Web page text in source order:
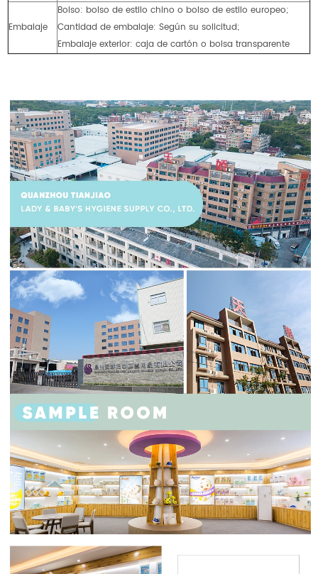
Embalaje
Bolso: bolso de estilo chino o bolso de estilo europeo;
Cantidad de embalaje: Según su solicitud;
Embalaje exterior: caja de cartón o bolsa transparente